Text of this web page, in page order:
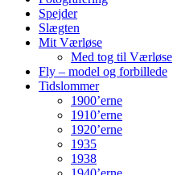
Spejder
Slægten
Mit Værløse
Med tog til Værløse
Fly – model og forbillede
Tidslommer
1900’erne
1910’erne
1920’erne
1935
1938